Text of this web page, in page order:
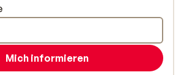
Mich informieren